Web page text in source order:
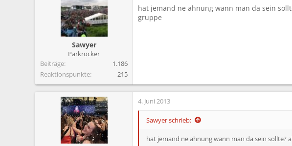
Sawyer
Parkrocker
Beiträge
1.186
Reaktionspunkte
215
hat jemand ne ahnung wann man da sein
gruppe
4. Juni 2013
Sawyer schrieb:
hat jemand ne ahnung wann man da sein sollte?